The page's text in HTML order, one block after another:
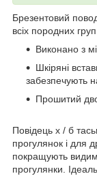
Брезентовий
всіх породних груп
Виконано з
Шкіряні
забезпечують
Прошитий
Повідець х / б
прогулянок і для
покращують
прогулянки.